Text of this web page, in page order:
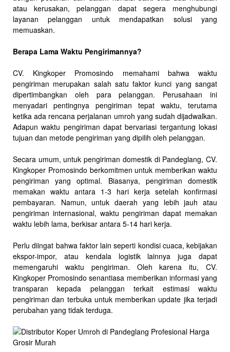
atau kerusakan, pelanggan dapat segera menghubungi
layanan pelanggan untuk mendapatkan solusi yang
memuaskan.
Berapa Lama Waktu Pengirimannya?
CV. Kingkoper Promosindo memahami bahwa waktu
pengiriman merupakan salah satu faktor kunci yang sangat
dipertimbangkan oleh para pelanggan. Perusahaan ini
menyadari pentingnya pengiriman tepat waktu, terutama
ketika ada rencana perjalanan umroh yang sudah dijadwalkan.
Adapun waktu pengiriman dapat bervariasi tergantung lokasi
tujuan dan metode pengiriman yang dipilih oleh pelanggan.
Secara umum, untuk pengiriman domestik di Pandeglang, CV.
Kingkoper Promosindo berkomitmen untuk memberikan waktu
pengiriman yang optimal. Biasanya, pengiriman domestik
memakan waktu antara 1-3 hari kerja setelah konfirmasi
pembayaran. Namun, untuk daerah yang lebih jauh atau
pengiriman internasional, waktu pengiriman dapat memakan
waktu lebih lama, berkisar antara 5-14 hari kerja.
Perlu diingat bahwa faktor lain seperti kondisi cuaca, kebijakan
ekspor-impor, atau kendala logistik lainnya juga dapat
memengaruhi waktu pengiriman. Oleh karena itu, CV.
Kingkoper Promosindo senantiasa memberikan informasi yang
transparan kepada pelanggan terkait estimasi waktu
pengiriman dan terbuka untuk memberikan update jika terjadi
perubahan yang tidak terduga.